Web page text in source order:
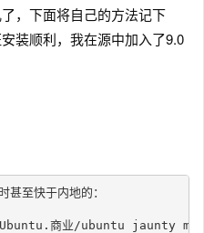
，下面将自己的方法记下
装顺利，我在源中加入了9.0
甚至快于内地的：
商业/ubuntu jaunty